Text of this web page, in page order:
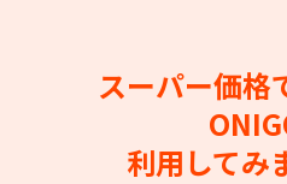
スーパー価格
利用してみ